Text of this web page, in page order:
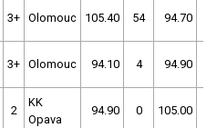
3+ Olomouc 105.40 54 94.70
3+ Olomouc 94.10 4 94.90
2
KK
Opava
94.90 0 105.00